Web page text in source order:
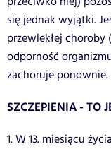
się jednak wyjątki.
przewlekłej
odporność
zachoruje ponownie.
SZCZEPIENIA - TO
1. W 13. miesiącu